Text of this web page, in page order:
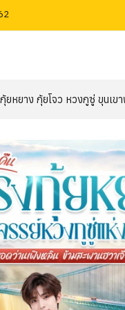
ยหยาง กุ้ยโจว หวงกูซู่ ขุนเ